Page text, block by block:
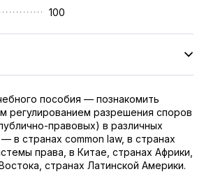
100
пособия — познакомить
регулированием разрешения споров
правовых) в различных
в странах common law, в странах
права, в Китае, странах Африки,
странах Латинской Америки.